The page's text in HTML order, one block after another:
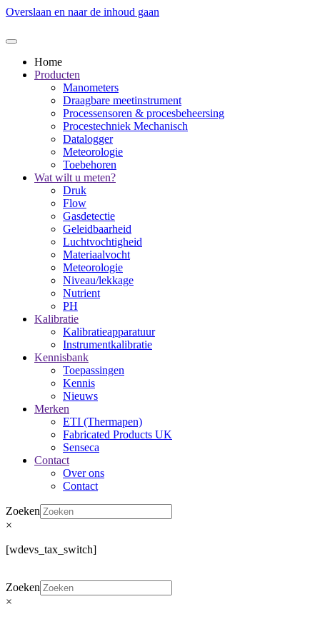
Overslaan en naar de inhoud gaan
Home
Producten
Manometers
Draagbare meetinstrument
Processensoren & procesbeheersing
Procestechniek Mechanisch
Datalogger
Meteorologie
Toebehoren
Wat wilt u meten?
Druk
Flow
Gasdetectie
Geleidbaarheid
Luchtvochtigheid
Materiaalvocht
Meteorologie
Niveau/lekkage
Nutrient
PH
Kalibratie
Kalibratieapparatuur
Instrumentkalibratie
Kennisbank
Toepassingen
Kennis
Nieuws
Merken
ETI (Thermapen)
Fabricated Products UK
Senseca
Contact
Over ons
Contact
Zoeken
×
[wdevs_tax_switch]
Zoeken
×